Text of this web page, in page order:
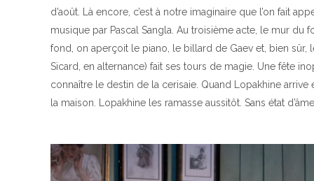
d’août. Là encore, c’est à notre imaginaire que l’on fait
musique par Pascal Sangla. Au troisième acte, le mur du
fond, on aperçoit le piano, le billard de Gaev et, bien sûr,
Sicard, en alternance) fait ses tours de magie. Une fête
connaître le destin de la cerisaie. Quand Lopakhine
la maison. Lopakhine les ramasse aussitôt. Sans état